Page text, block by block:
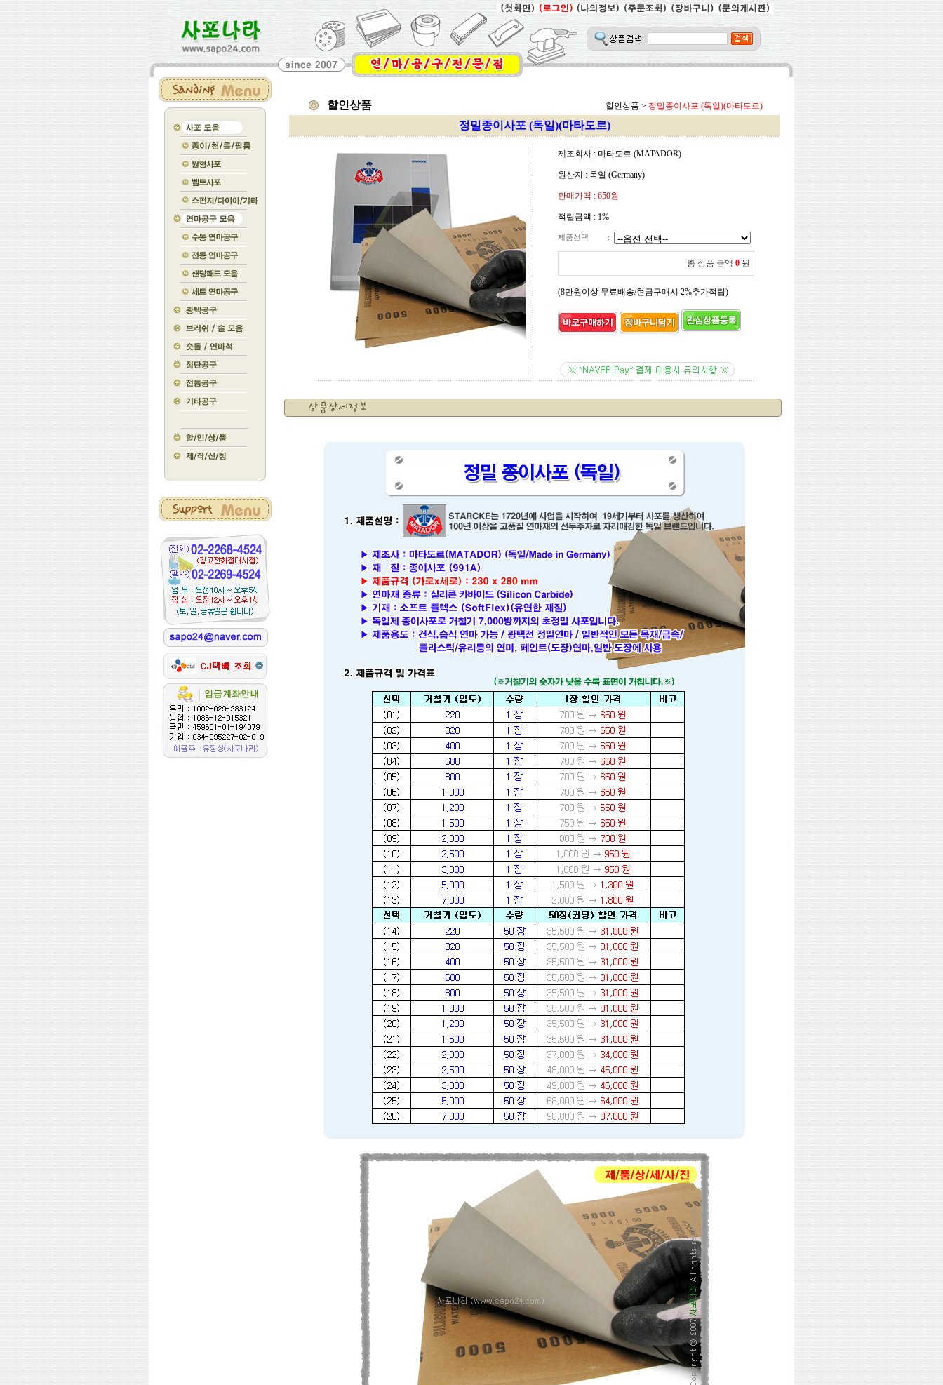
할인상품 할인상품 > 정밀종이사포 (독일)(마타도르)
정밀종이사포 (독일)(마타도르)
제조회사 : 마타도르 (MATADOR)
원산지 : 독일 (Germany)
판매가격 : 650원
적립금액 : 1%
제품선택 :
총 상품 금액 0 원
(8만원이상 무료배송/현금구매시 2%추가적립)